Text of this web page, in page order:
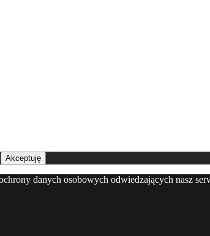
Akceptuję
danych osobowych odwiedzających nasz